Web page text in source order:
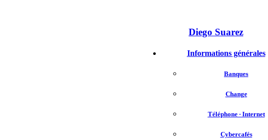
Diego Suarez
Informations générales
Banques
Change
Téléphone ∙ Internet
Cybercafés